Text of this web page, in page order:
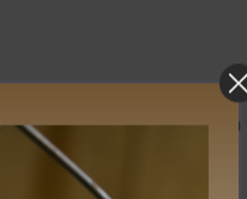
Unsere Tierschützer in